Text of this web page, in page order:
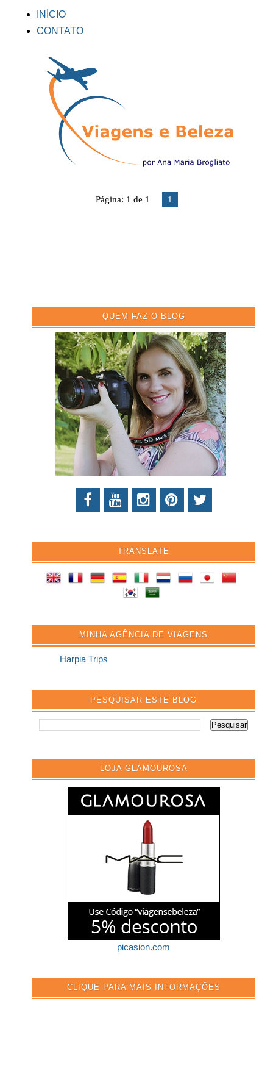
INÍCIO
CONTATO
Página: 1 de 1 1
QUEM FAZ O BLOG
TRANSLATE
MINHA AGÊNCIA DE VIAGENS
Harpia Trips
PESQUISAR ESTE BLOG
LOJA GLAMOUROSA
picasion.com
CLIQUE PARA MAIS INFORMAÇÕES